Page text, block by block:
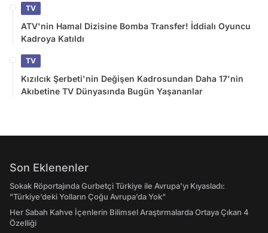
TV
ATV'nin Hamal Dizisine Bomba Transfer! İddialı Oyuncu
Kadroya Katıldı
TV
Kızılcık Şerbeti'nin Değişen Kadrosundan Daha 17'nin
Akıbetine TV Dünyasında Bugün Yaşananlar
Son Eklenenler
Sokak Röportajında Gurbetçi Türkiye ile Avrupa'yı Kıyasladı:
"Türkiye’deki Yolların Çoğu Avrupa’da Yok"
Her Sabah Kahve İçenlerin Bilimsel Araştırmalarda Ortaya Çıkan 4
Özelliği